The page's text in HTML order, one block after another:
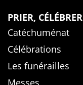
PRIER, CÉLÉBRER
Catéchuménat
Célébrations
Les funérailles